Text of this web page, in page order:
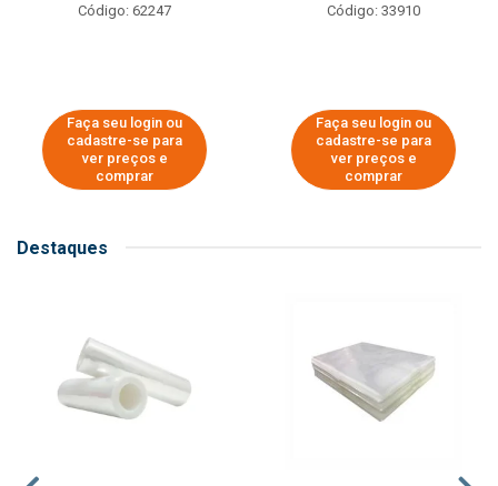
Código: 62247
Faça seu login ou
cadastre-se para
ver preços e
comprar
Código: 33910
Faça seu login ou
cadastre-se para
ver preços e
comprar
Destaques